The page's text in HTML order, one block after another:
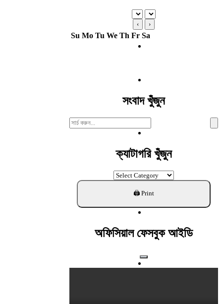
‹ ›
Su Mo Tu We Th Fr Sa
সংবাদ খুঁজুন
Search
For:
ক্যাটাগরি খুঁজুন
ক্যাটাগরি
খুঁজুন
অফিসিয়াল ফেসবুক আইডি